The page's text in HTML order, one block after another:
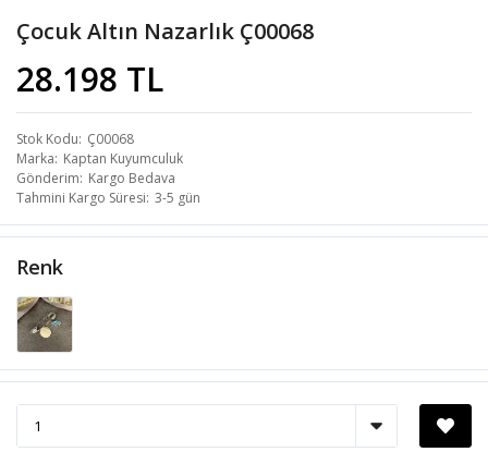
Çocuk Altın Nazarlık Ç00068
28.198 TL
Stok Kodu Ç00068
Marka Kaptan Kuyumculuk
Gönderim Kargo Bedava
Tahmini Kargo Süresi 3-5 gün
Renk